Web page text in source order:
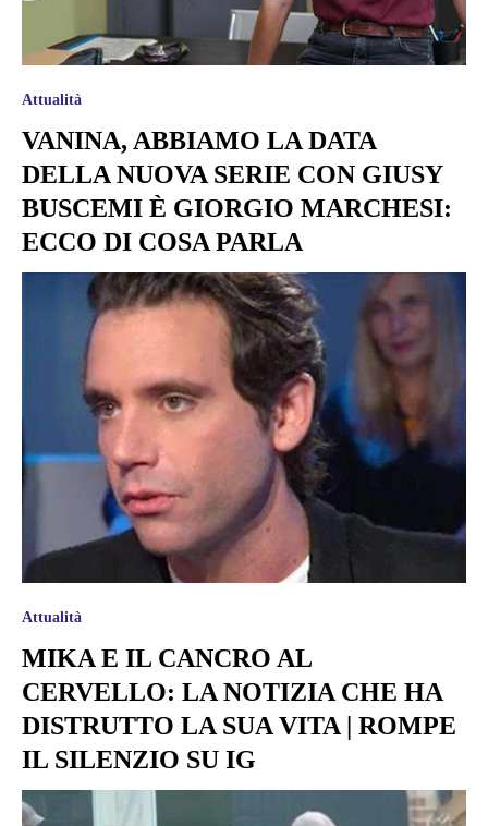
Attualità
VANINA, ABBIAMO LA DATA
DELLA NUOVA SERIE CON GIUSY
BUSCEMI È GIORGIO MARCHESI:
ECCO DI COSA PARLA
Attualità
MIKA E IL CANCRO AL
CERVELLO: LA NOTIZIA CHE HA
DISTRUTTO LA SUA VITA | ROMPE
IL SILENZIO SU IG